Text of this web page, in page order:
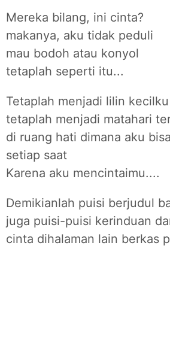
Mereka bilang, ini cinta?
makanya, aku tidak peduli
mau bodoh atau konyol
tetaplah seperti itu...
Tetaplah menjadi lilin
tetaplah menjadi matahari
di ruang hati dimana aku
setiap saat
Karena aku mencintaimu....
Demikianlah puisi berjudul
juga puisi-puisi kerinduan
cinta dihalaman lain berkas